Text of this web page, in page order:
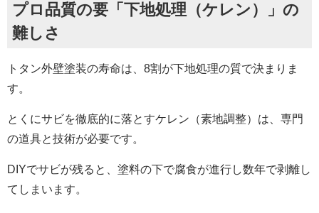
プロ品質の要「下地処理（ケレン）」の
難しさ
トタン外壁塗装の寿命は、8割が下地処理の質で決まりま
す。
とくにサビを徹底的に落とすケレン（素地調整）は、専門
の道具と技術が必要です。
DIYでサビが残ると、塗料の下で腐食が進行し数年で剥離し
てしまいます。